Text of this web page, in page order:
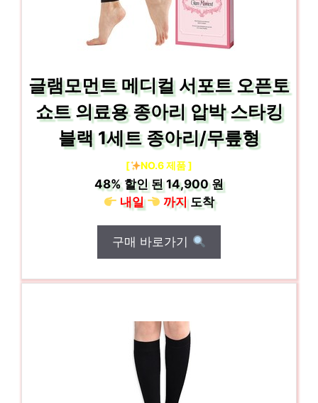
글램모먼트 메디컬 서포트 오픈토
쇼트 의료용 종아리 압박 스타킹
블랙 1세트 종아리/무릎형
[ NO.6 제품 ]
48%할인 된14,900 원
내일
까지도착
구매 바로가기